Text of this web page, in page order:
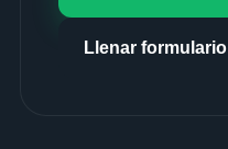
Llenar formulario